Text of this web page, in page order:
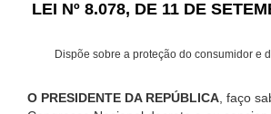
LEI Nº 8.078, DE 11 DE
Dispõe sobre a proteção do consumidor e
O PRESIDENTE DA REPÚBLICA , faço